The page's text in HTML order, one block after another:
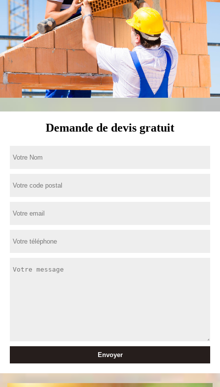
Demande de devis gratuit